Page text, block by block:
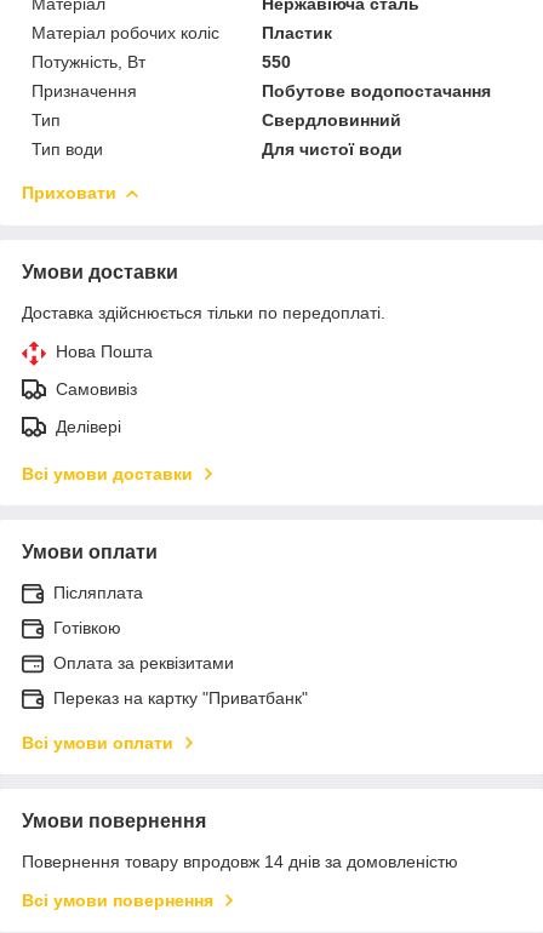
Матеріал робочих коліс
Пластик
Потужність, Вт
550
Призначення
Побутове водопостачання
Тип
Свердловинний
Тип води
Для чистої води
Приховати
Умови доставки
Доставка здійснюється тільки по передоплаті.
Нова Пошта
Самовивіз
Делівері
Всі умови доставки
Умови оплати
Післяплата
Готівкою
Оплата за реквізитами
Переказ на картку "Приватбанк"
Всі умови оплати
Умови повернення
Повернення товару впродовж 14 днів за домовленістю
Всі умови повернення